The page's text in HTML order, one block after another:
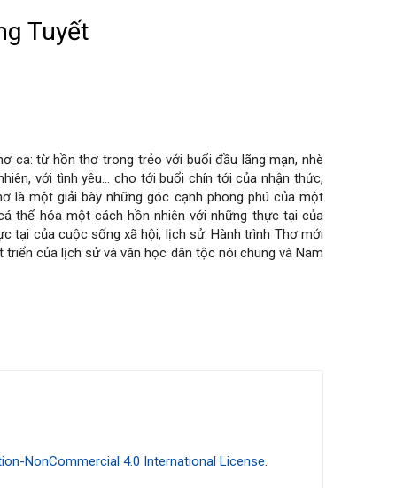
Tuyết
ca: từ hồn thơ trong trẻo với buổi đầu lãng mạn, nhè
với tình yêu… cho tới buổi chín tới của nhận thức,
là một giải bày những góc cạnh phong phú của một
thể hóa một cách hồn nhiên với những thực tại của
tại của cuộc sống xã hội, lịch sử. Hành trình Thơ mới
của lịch sử và văn học dân tộc nói chung và Nam
NonCommercial 4.0 International License.